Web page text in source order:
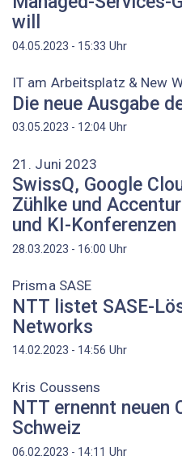
will
04.05.2023 - 15:33 Uhr
IT am Arbeitsplatz & New
Die neue Ausgabe
03.05.2023 - 12:04 Uhr
21. Juni 2023
SwissQ, Google
Zühlke und
und KI-Konferenzen
28.03.2023 - 16:00 Uhr
Prisma SASE
NTT listet SASE-
Networks
14.02.2023 - 14:56 Uhr
Kris Coussens
NTT ernennt neuen
Schweiz
06.02.2023 - 14:11 Uhr